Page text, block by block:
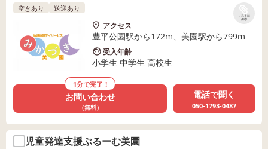
リストに
保存
空きあり 送迎あり
アクセス
豊平公園駅から172m、美園駅から799m
受入年齢
小学生 中学生 高校生
1分で完了！
お問い合わせ
（無料）
電話で聞く
050-1793-0487
児童発達支援ぶるーむ美園